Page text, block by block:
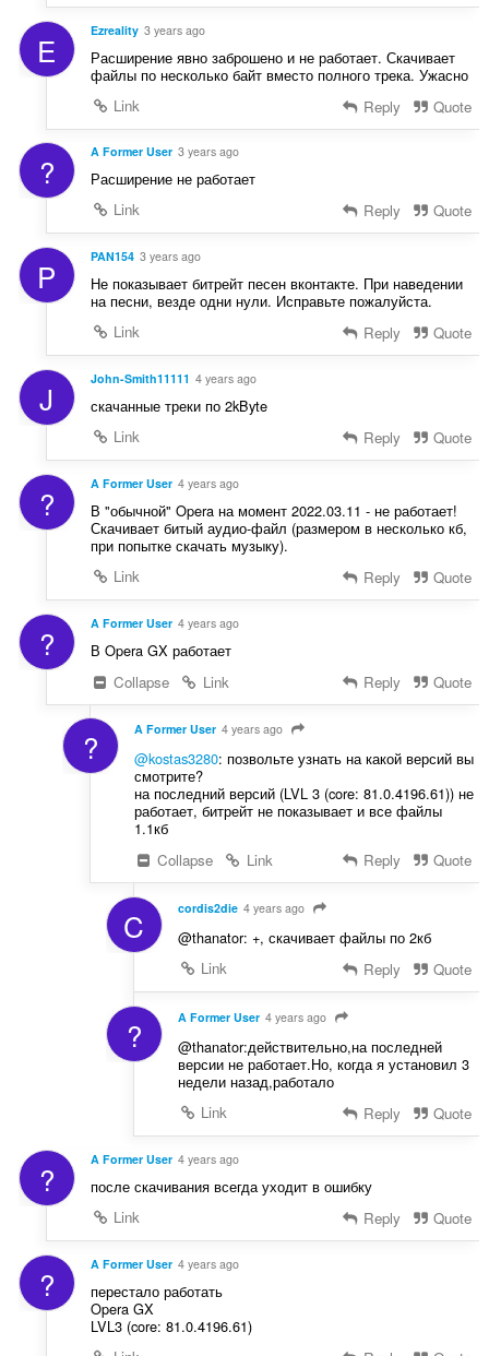
E Ezreality 3 years ago
Расширение явно заброшено и не работает. Скачивает
файлы по несколько байт вместо полного трека. Ужасно
Link
Reply Quote
? A Former User 3 years ago
Расширение не работает
Link
Reply Quote
P PAN154 3 years ago
Не показывает битрейт песен вконтакте. При наведении
на песни, везде одни нули. Исправьте пожалуйста.
Link
Reply Quote
J John-Smith11111 4 years ago
скачанные треки по 2kByte
Link
Reply Quote
? A Former User 4 years ago
В "обычной" Opera на момент 2022.03.11 - не работает!
Скачивает битый аудио-файл (размером в несколько кб,
при попытке скачать музыку).
Link
Reply Quote
? A Former User 4 years ago
В Opera GX работает
Collapse
Link Reply Quote
? A Former User 4 years ago
@kostas3280: позвольте узнать на какой версий вы
смотрите?
на последний версий (LVL 3 (core: 81.0.4196.61)) не
работает, битрейт не показывает и все файлы
1.1кб
Collapse
Link Reply Quote
C cordis2die 4 years ago
@thanator: +, скачивает файлы по 2кб
Link
Reply Quote
? A Former User 4 years ago
@thanator:действительно,на последней
версии не работает.Но, когда я установил 3
недели назад,работало
Link
Reply Quote
? A Former User 4 years ago
после скачивания всегда уходит в ошибку
Link
Reply Quote
? A Former User 4 years ago
перестало работать
Opera GX
LVL3 (core: 81.0.4196.61)